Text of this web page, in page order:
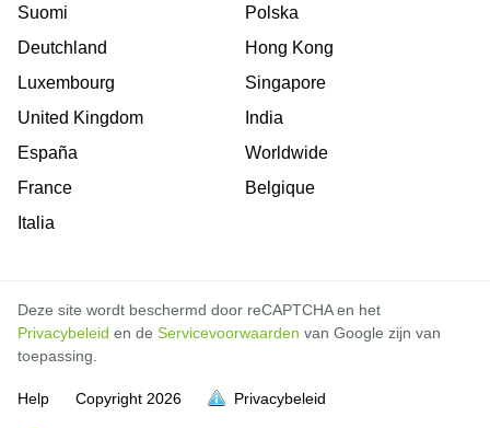
Suomi
Deutchland
Luxembourg
United Kingdom
España
France
Italia
Polska
Hong Kong
Singapore
India
Worldwide
Belgique
Deze site wordt beschermd door reCAPTCHA en het
Privacybeleid en de Servicevoorwaarden van Google zijn van
toepassing.
Help Copyright 2026 Privacybeleid